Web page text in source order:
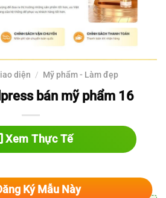
diện / Mỹ phẩm - Làm đẹp
bán mỹ phẩm 16
Xem Thực Tế
Ký Mẫu Này